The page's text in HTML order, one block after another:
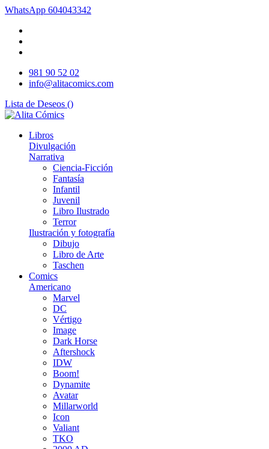
WhatsApp 604043342
981 90 52 02
info@alitacomics.com
Lista de Deseos ()
Libros
Divulgación
Narrativa
Ciencia-Ficción
Fantasía
Infantil
Juvenil
Libro Ilustrado
Terror
Ilustración y fotografía
Dibujo
Libro de Arte
Taschen
Comics
Americano
Marvel
DC
Vértigo
Image
Dark Horse
Aftershock
IDW
Boom!
Dynamite
Avatar
Millarworld
Icon
Valiant
TKO